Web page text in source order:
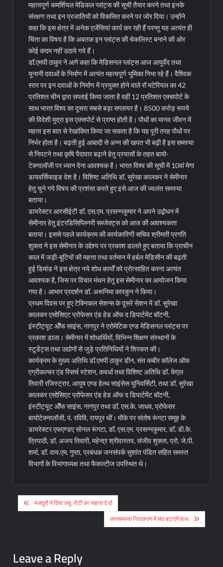
महत्वपूर्ण कमर्शियल मेडिकल प्लांट्स की सूची तैयार करने तथा इनके
संरक्षण तथा इन प्रजातियों को विकसित करने पर जोर दिया। उन्होंने
कहा कि इस क्षेत्र में अनेक एजेंसियां कार्य कर रही हैं परन्तु यह अत्यंत ही
चिंता का विषय है कि अबतक इन प्लांट्स की चेकलिस्ट बनाने की ओर
कोई कदम नहीं उठाये गये हैं।
डॉ.एमपी ठाकुर ने आगे कहा कि मेडिसनल प्लांट्स आज आयुर्वेद तथा
यूनानी दवाओं के निर्माण में अत्यंत महत्वपूर्ण भूमिका निभा रहे हैं। वैश्विक
स्तर पर इन दवाओं के निर्माण में प्रयुक्त होने वाले रॉ मटेरियल का 42
प्रतिशत चीन द्वारा सप्लाई किया जाता है वहीं 12 प्रतिशत एक्सपोर्ट के
साथ भारत विश्व का दूसरा सबसे बड़ा सप्लायर है। 8500 करोड़ रूपये
की विदेशी मुद्रा इस एक्सपोर्ट से प्राप्त होती है। पौधों का मानव जीवन में
महत्व इस बात से रेखांकित किया जा सकता है कि यह पूरी तरह पौधों पर
निर्भर होता है। बढ़ती हुई आबादी से अन्न की खपत भी बढ़ी है इस समस्या
से निपटने तथा कृषि पैदावार बढ़ाने हेतु प्रयासों के तहत बायो-
टेक्नालॉजी पर ध्यान देना आवश्यक है। भारत विश्व की सूची में 10वां मेगा
डायवर्सिफाइड देश है। विशिष्ट अतिथि डॉ. सुरेखा कालकर ने सेमीनार
हेतु चुने गये विषय की प्रशंसा करते हुए इसे आज की ज्वलंत समस्या
बताया।
डायरेक्टर आरसीईटी डॉ. एस.एम. प्रसन्नकुमार ने अपने उद्बोधन में
सेमीनार हेतु इंटरडिसिप्लिनरी सब्जेक्ट्स को आज की आवश्यकता
बताया। इससे पहले कार्यक्रम की कार्यकारिणी सचिव श्रीमती प्रगति
शुक्ला ने इस सेमीनार के उद्देश्य पर प्रकाश डालते हुए बताया कि प्राचीन
काल में जड़ी-बूटियों की महत्ता तथा वर्तमान में हर्बल मेडिसीन की बढ़ती
हुई डिमांड ने इस क्षेत्र नये शोध कार्यों को प्रोत्साहित करना अत्यंत
आवश्यक है, जिस पर विचार मंथन हेतु इस सेमीनार का आयोजन किया
गया है। आभार प्रदर्शन डॉ. अरूनिमा कारकुन ने किया।
प्रथम दिवस पर हुए टेक्निकल सेशन्स के दूसरे सेशन में डॉ. सुरेखा
कालकर एसोसिएट प्रोफेसर एंड हेड ऑफ द डिपार्टमेंट बॉटनी,
इंस्टीट्यूट ऑॅॅफ साइंस, नागपुर ने एरोमेटिक एण्ड मेडिसनल प्लांट्स पर
प्रकाश डाला। सेमीनार में शोधार्थियों, विभिन्न शिक्षण संस्थानों के
स्टूडेंट्स तथा उद्योगों से जुड़े प्रतिनिधियों ने शिरकत की।
कार्यक्रम के मुख्य अतिथि डॉ.एमपी ठाकुर डीन, संत कबीर कॉलेज ऑफ
एग्रीकल्चर एंड रिसर्च स्टेशन, कवर्धा तथा विशिष्ट अतिथि डॉ. केएल
तिवारी रजिस्ट्रार, आयुष एण्ड हेल्थ साइंसेस यूनिवर्सिटी, तथा डॉ. सुरेखा
कालकर एसोसिएट प्रोफेसर एंड हेड ऑफ द डिपार्टमेंट बॉटनी,
इंस्टीट्यूट ऑॅॅफ साइंस, नागपुर तथा डॉ. एस.के. जाधव, प्रोफेसर
बायोटेक्नालॉजी, पं. रविवि, रायपुर थीं। मौके पर संतोष रूंगटा समूह के
डायरेक्टर एफएण्डए सोनल रूंगटा, डॉ. एस.एम. प्रसन्नकुमार, डॉ. डी.के.
त्रिपाठी, डॉ. अजय तिवारी, महेन्द्र श्रीवास्तव, संजीव शुक्ला, प्रो. जे.पी.
शर्मा, डॉ. वाय.एम. गुप्ता, प्रबंधक जनसंपर्क सुशांत पंडित सहित समस्त
विभागों के विभागाध्यक्ष तथा फैकल्टीज उपस्थित थे।
Post
navigation
मजदूरों ने दिया लहू, रोटी का सहारा दे दो
जनसमस्या निराकरण में संत बटाएंगे हाथ
Leave a Reply